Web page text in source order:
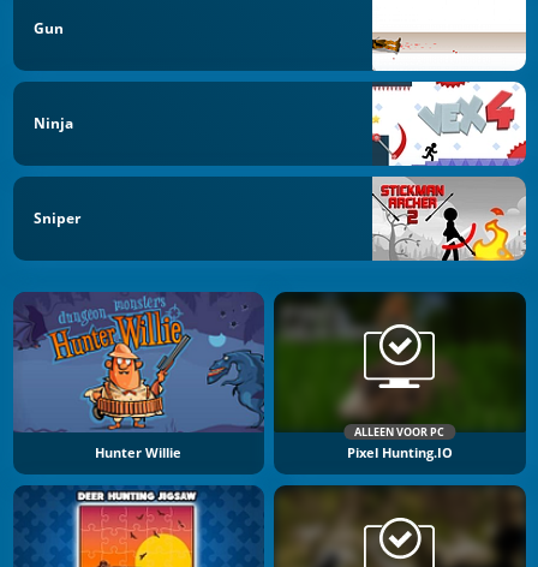
Gun
Ninja
Sniper
Hunter Willie
ALLEEN VOOR PC
Pixel Hunting.IO